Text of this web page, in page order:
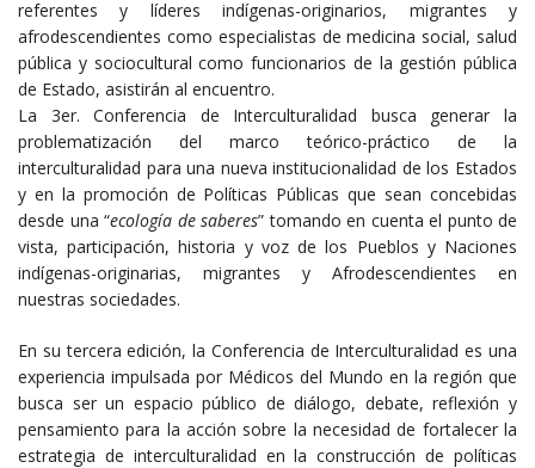
referentes y líderes indígenas-originarios, migrantes y
afrodescendientes como especialistas de medicina social, salud
pública y sociocultural como funcionarios de la gestión pública
de Estado, asistirán al encuentro.
La 3er. Conferencia de Interculturalidad busca generar la
problematización del marco teórico-práctico de la
interculturalidad para una nueva institucionalidad de los Estados
y en la promoción de Políticas Públicas que sean concebidas
desde una “ecología de saberes” tomando en cuenta el punto de
vista, participación, historia y voz de los Pueblos y Naciones
indígenas-originarias, migrantes y Afrodescendientes en
nuestras sociedades.
En su tercera edición, la Conferencia de Interculturalidad es una
experiencia impulsada por Médicos del Mundo en la región que
busca ser un espacio público de diálogo, debate, reflexión y
pensamiento para la acción sobre la necesidad de fortalecer la
estrategia de interculturalidad en la construcción de políticas